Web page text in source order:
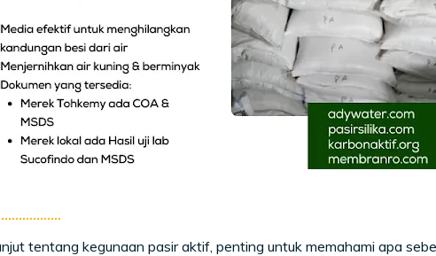
tentang kegunaan pasir aktif, penting untuk memahami apa